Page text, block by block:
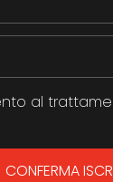
al
CONFERMA